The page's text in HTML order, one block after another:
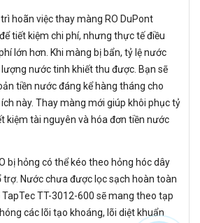
hoãn việc thay màng RO DuPont
tiết kiệm chi phí, nhưng thực tế điều
lớn hơn. Khi màng bị bẩn, tỷ lệ nước
nước tinh khiết thu được. Bạn sẽ
tiền nước đáng kể hàng tháng cho
này. Thay màng mới giúp khôi phục tỷ
kiệm tài nguyên và hóa đơn tiền nước
bị hỏng có thể kéo theo hỏng hóc dây
trợ. Nước chưa được lọc sạch hoàn toàn
TT-3012-600 sẽ mang theo tạp
các lõi tạo khoáng, lõi diệt khuẩn